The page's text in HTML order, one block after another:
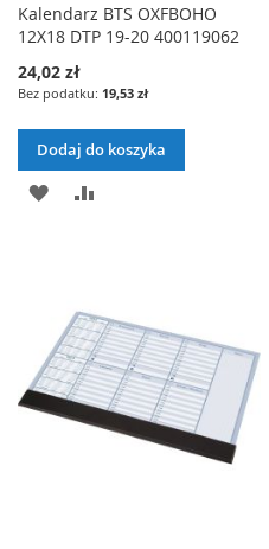
Kalendarz BTS OXFBOHO
12X18 DTP 19-20 400119062
24,02 zł
19,53 zł
Dodaj do koszyka
DODAJ
ŻYCZEŃ